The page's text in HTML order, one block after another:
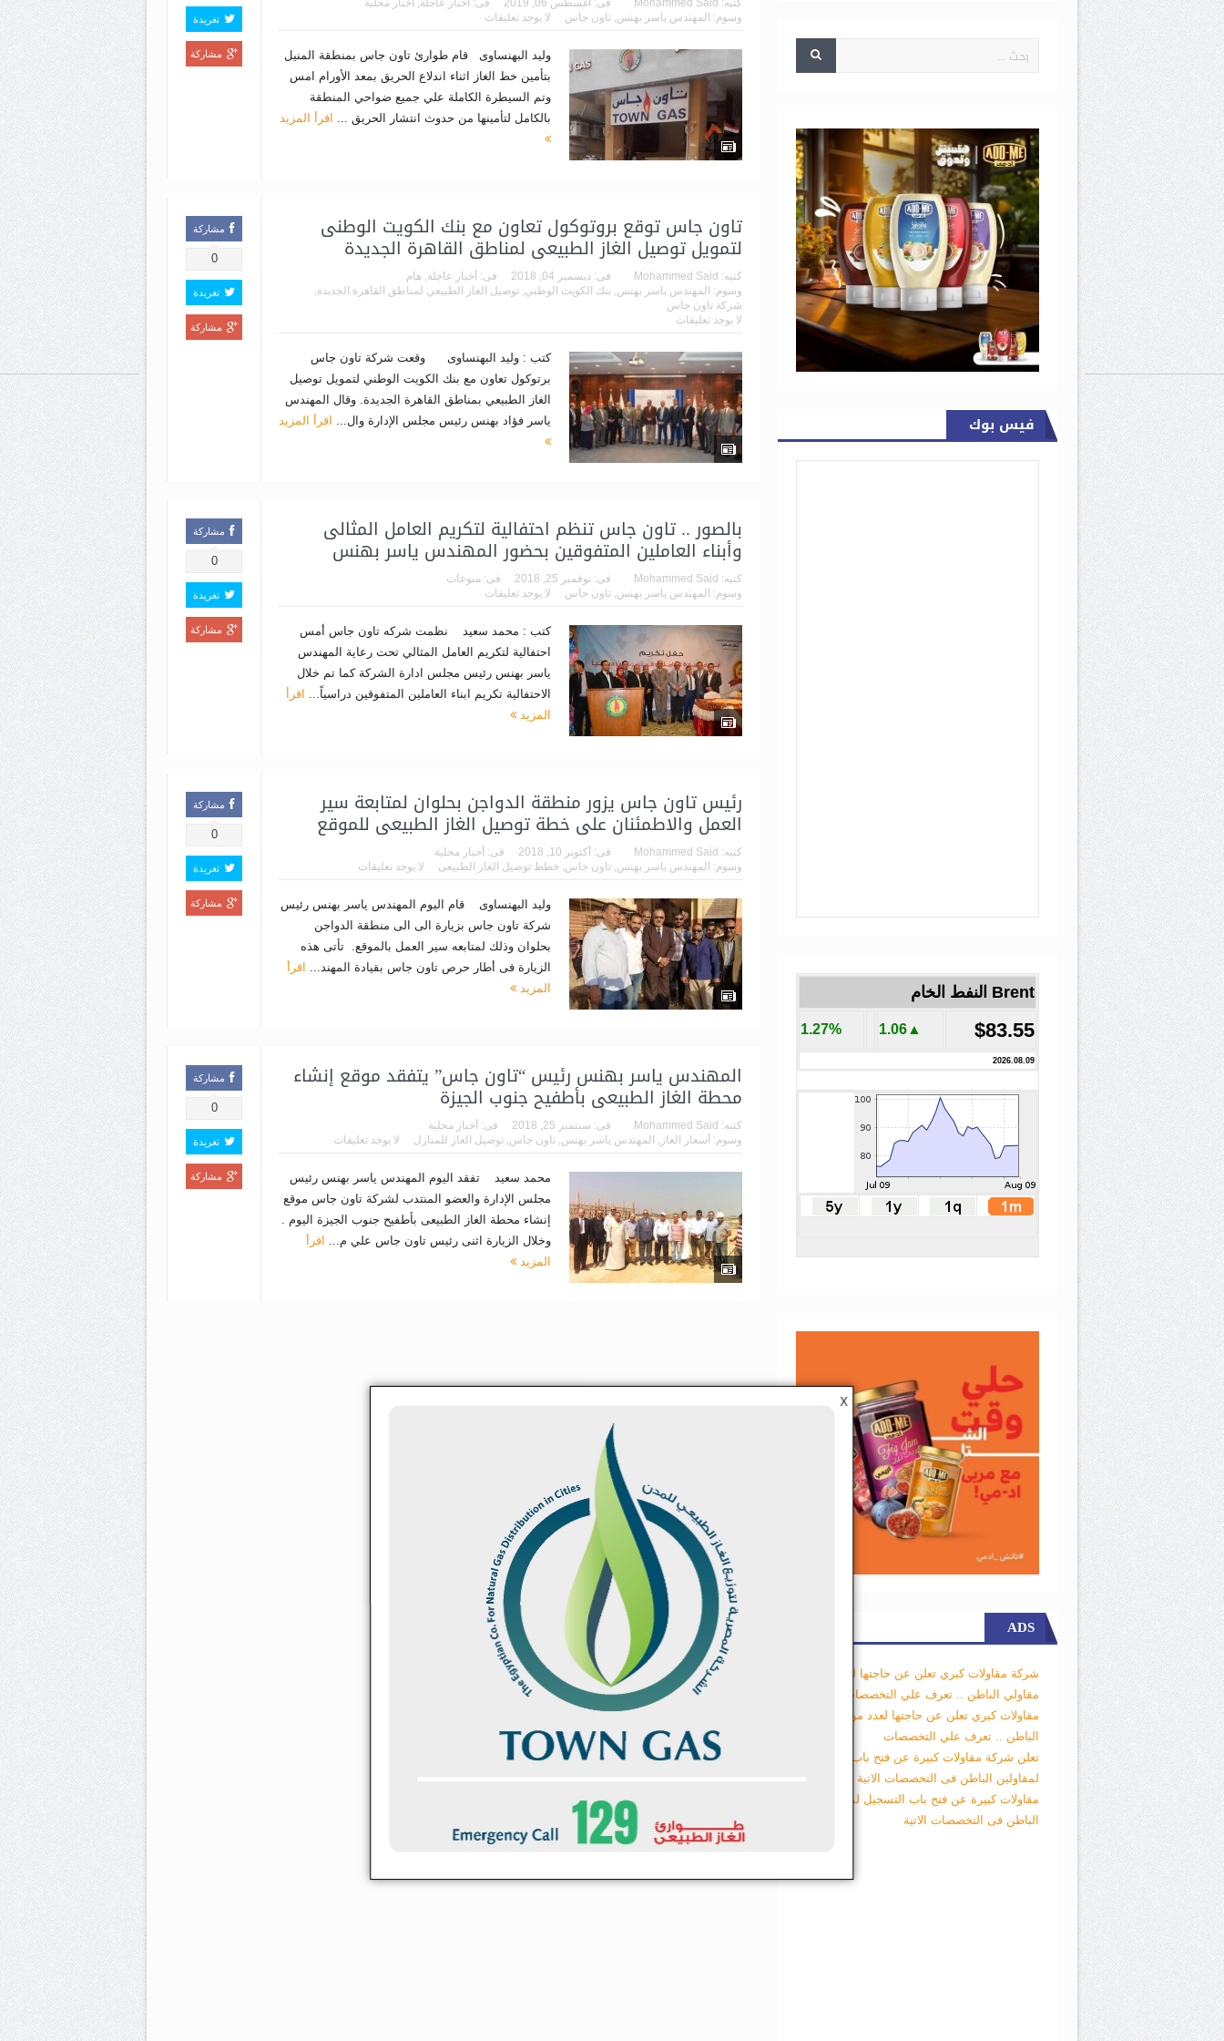
وسوم: المهندس ياسر بهنس تاون جاس لا يوجد تعليقات
وليد البهنساوى قام طوارئ تاون جاس بمنطقة المنيل
بتأمين خط الغاز اثناء اندلاع الحريق بمعد الأورام امس
وتم السيطرة الكاملة علي جميع ضواحي المنطقة
بالكامل لتأمينها من حدوث انتشار الحريق ... اقرأ المزيد
تغريدة
مشاركة
تاون جاس توقع بروتوكول تعاون مع بنك الكويت الوطنى
لتمويل توصيل الغاز الطبيعى لمناطق القاهرة الجديدة
كتبه: Mohammed Said فى: ديسمبر 04, 2018 فى: أخبار عاجلة هام
وسوم: المهندس ياسر بهنس بنك الكويت الوطني توصيل الغاز الطبيعي لمناطق القاهرة الجديدة
شركة تاون جاس
لا يوجد تعليقات
كتب : وليد البهنساوى وقعت شركة تاون جاس
برتوكول تعاون مع بنك الكويت الوطني لتمويل توصيل
الغاز الطبيعي بمناطق القاهرة الجديدة. وقال المهندس
ياسر فؤاد بهنس رئيس مجلس الإدارة وال... اقرأ المزيد
مشاركة
0
تغريدة
مشاركة
بالصور .. تاون جاس تنظم احتفالية لتكريم العامل المثالى
وأبناء العاملين المتفوقين بحضور المهندس ياسر بهنس
كتبه: Mohammed Said فى: نوفمبر 25, 2018 فى: منوعات
وسوم: المهندس ياسر بهنس تاون جاس لا يوجد تعليقات
كتب : محمد سعيد نظمت شركه تاون جاس أمس
احتفالية لتكريم العامل المثالي تحت رعاية المهندس
ياسر بهنس رئيس مجلس ادارة الشركة كما تم خلال
الاحتفالية تكريم ابناء العاملين المتفوقين دراسياً... اقرأ
المزيد
مشاركة
0
تغريدة
مشاركة
رئيس تاون جاس يزور منطقة الدواجن بحلوان لمتابعة سير
العمل والاطمئنان على خطة توصيل الغاز الطبيعى للموقع
كتبه: Mohammed Said فى: أكتوبر 10, 2018 فى: أخبار محلية
وسوم: المهندس ياسر بهنس تاون جاس خطط توصيل الغاز الطبيعى لا يوجد تعليقات
وليد البهنساوى قام اليوم المهندس ياسر بهنس رئيس
شركة تاون جاس بزيارة الى الى منطقة الدواجن
بحلوان وذلك لمتابعه سير العمل بالموقع. تأتى هذه
الزيارة فى أطار حرص تاون جاس بقيادة المهند... اقرأ
المزيد
مشاركة
0
تغريدة
مشاركة
المهندس ياسر بهنس رئيس “تاون جاس” يتفقد موقع إنشاء
محطة الغاز الطبيعى بأطفيح جنوب الجيزة
كتبه: Mohammed Said فى: سبتمبر 25, 2018 فى: أخبار محلية
وسوم: أسعار الغاز المهندس ياسر بهنس تاون جاس توصيل الغاز للمنازل لا يوجد تعليقات
محمد سعيد تفقد اليوم المهندس ياسر بهنس رئيس
مجلس الإدارة والعضو المنتدب لشركة تاون جاس موقع
إنشاء محطة الغاز الطبيعى بأطفيح جنوب الجيزة اليوم .
وخلال الزيارة اثنى رئيس تاون جاس علي م... اقرأ
المزيد
مشاركة
0
تغريدة
مشاركة
فيس بوك
Brent النفط الخام
$83.55
▲1.06
1.27%
2026.08.09
ADS
شركة مقاولات كبري تعلن عن حاجتها لعدد من
مقاولي الباطن .. تعرف علي التخصصات
مقاولات كبري تعلن عن حاجتها لعدد من مقاولي
الباطن .. تعرف علي التخصصات
تعلن شركة مقاولات كبيرة عن فتح باب التسجيل
لمقاولين الباطن فى التخصصات الاتية
مقاولات كبيرة عن فتح باب التسجيل لمقاولين
الباطن فى التخصصات الاتية
X